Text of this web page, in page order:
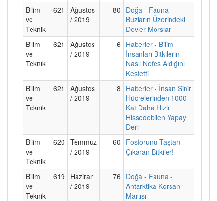
Bilim
ve
Teknik
621
Ağustos
/ 2019
80
Doğa - Fauna -
Buzların Üzerindeki
Devler Morslar
Bilim
ve
Teknik
621
Ağustos
/ 2019
6
Haberler - Bilim
İnsanları Bitkilerin
Nasıl Nefes Aldığını
Keşfetti
Bilim
ve
Teknik
621
Ağustos
/ 2019
8
Haberler - İnsan Sinir
Hücrelerinden 1000
Kat Daha Hızlı
Hissedebilen Yapay
Deri
Bilim
ve
Teknik
620 Temmuz
/ 2019
60
Fosforunu Taştan
Çıkaran Bitkiler!
Bilim
ve
Teknik
619
Haziran
/ 2019
76
Doğa - Fauna -
Antarktika Korsan
Martısı